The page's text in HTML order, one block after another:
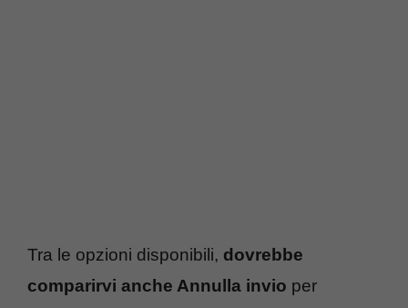
Tra le opzioni disponibili, dovrebbe
comparirvi anche Annulla invio per